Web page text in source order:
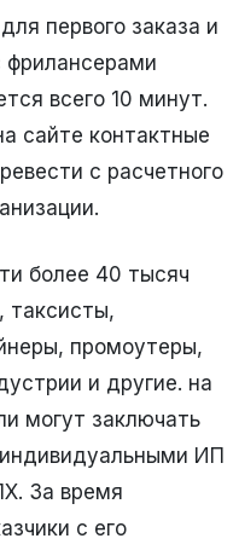
первого заказа и
фрилансерами
всего 10 минут.
сайте контактные
с расчетного
более 40 тысяч
таксисты,
промоутеры,
и другие. на
могут заключать
ИП
За время
с его